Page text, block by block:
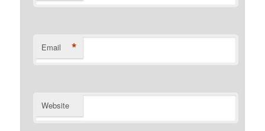
Email *
Website